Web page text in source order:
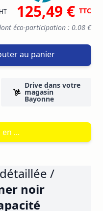
HT 125,49 € TTC
éco-participation : 0.08 €
au panier
Drive dans votre
magasin
Bayonne
...
/
noir